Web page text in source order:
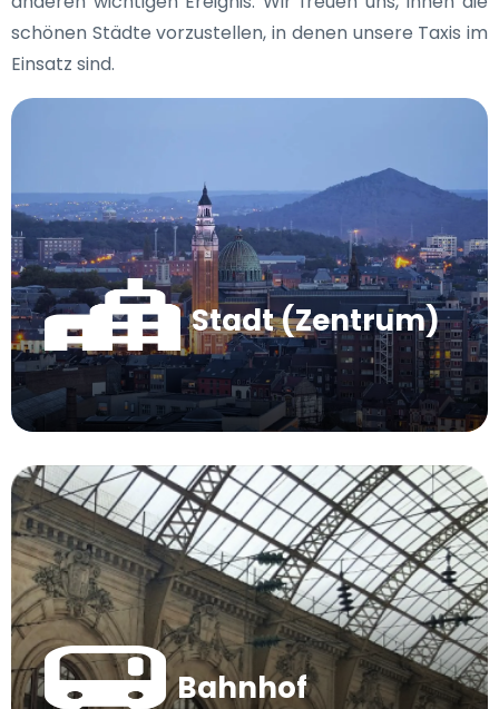
schönen Städte vorzustellen, in denen unsere Taxis im
Einsatz sind.
Stadt (Zentrum)
Bahnhof